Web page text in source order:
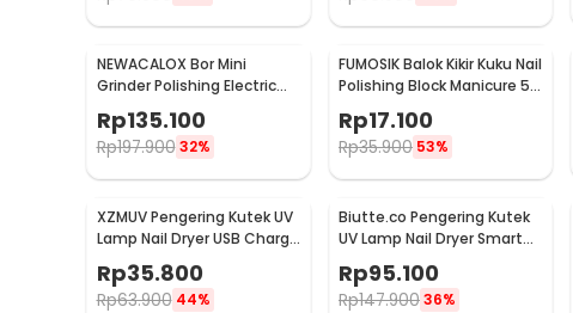
NEWACALOX Bor Mini
Grinder Polishing Electric
Drill USB Rechargeable - 201
Rp135.100
Rp197.900 32%
FUMOSIK Balok Kikir Kuku Nail
Polishing Block Manicure 50
Rp17.100
Rp35.900 53%
XZMUV Pengering Kutek UV
Lamp Nail Dryer USB Charge
54W - MINI801
Rp35.800
Rp63.900 44%
Biutte.co Pengering Kutek
UV Lamp Nail Dryer Smart
MAX
Rp95.100
Rp147.90036%